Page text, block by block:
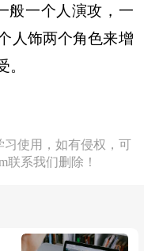
般一个人演攻，一
人饰两个角色来增
。
使用，如有侵权，可
联系我们删除！